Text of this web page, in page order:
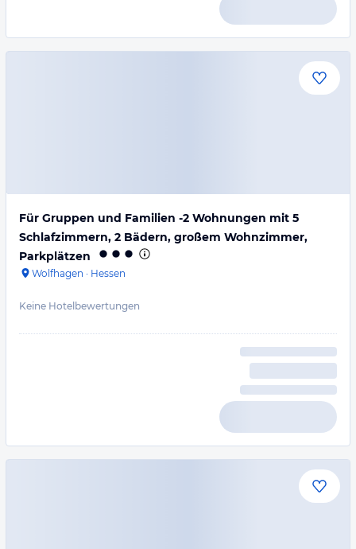
Für Gruppen und Familien -2 Wohnungen mit 5
Schlafzimmern, 2 Bädern, großem Wohnzimmer,
Parkplätzen
Wolfhagen · Hessen
Keine Hotelbewertungen